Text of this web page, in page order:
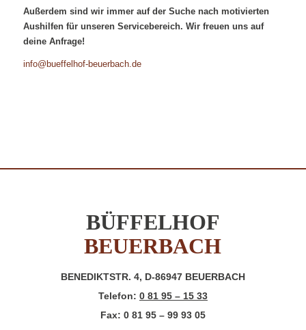
Außerdem sind wir immer auf der Suche nach motivierten
Aushilfen für unseren Servicebereich. Wir freuen uns auf
deine Anfrage!
info@bueffelhof-beuerbach.de
BÜFFELHOF
BEUERBACH
BENEDIKTSTR. 4, D-86947 BEUERBACH
Telefon: 0 81 95 – 15 33
Fax: 0 81 95 – 99 93 05